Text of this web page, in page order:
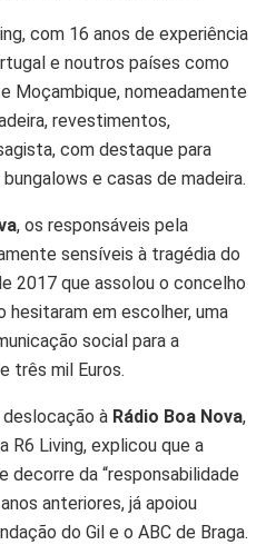
com 16 anos de experiência
e noutros países como
Moçambique, nomeadamente
revestimentos,
com destaque para
e casas de madeira.
, os responsáveis pela
sensíveis à tragédia do
2017 que assolou o concelho
hesitaram em escolher, uma
social para a
três mil Euros.
à Rádio Boa Nova,
R6 Living, explicou que a
da “responsabilidade
anteriores, já apoiou
do Gil e o ABC de Braga.